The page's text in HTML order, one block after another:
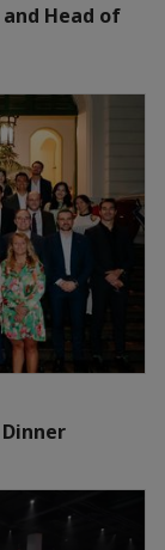
Head of